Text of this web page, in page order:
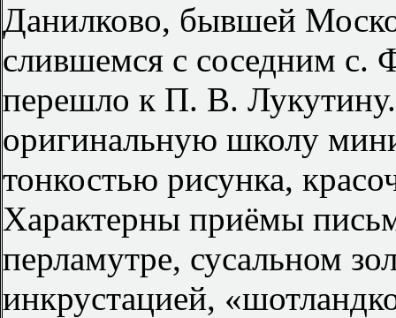
Данилково, бывшей
слившемся с соседним с.
перешло к П. В. Лукутину.
оригинальную школу
тонкостью рисунка,
Характерны приёмы
перламутре, сусальном
инкрустацией,